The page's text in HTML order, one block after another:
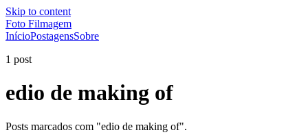
Skip to content
Foto Filmagem
InícioPostagensSobre
1 post
edio de making of
Posts marcados com "edio de making of".